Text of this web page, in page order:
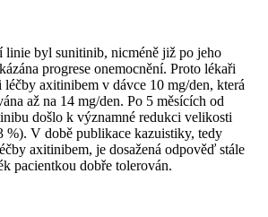
linie byl sunitinib, nicméně již po jeho
progrese onemocnění. Proto lékaři
axitinibem v dávce 10 mg⁠/⁠den, která
až na 14 mg⁠/⁠den. Po 5 měsících od
došlo k významné redukci velikosti
%). V době publikace kazuistiky, tedy
axitinibem, je dosažená odpověď stále
pacientkou dobře tolerován.